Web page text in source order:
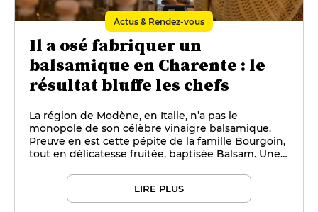
Actus & Rendez-vous
Il a osé fabriquer un
balsamique en Charente : le
résultat bluffe les chefs
La région de Modène, en Italie, n’a pas le
monopole de son célèbre vinaigre balsamique.
Preuve en est cette pépite de la famille Bourgoin,
tout en délicatesse fruitée, baptisée Balsam. Une
cœur des fûts de Cognac.
LIRE PLUS